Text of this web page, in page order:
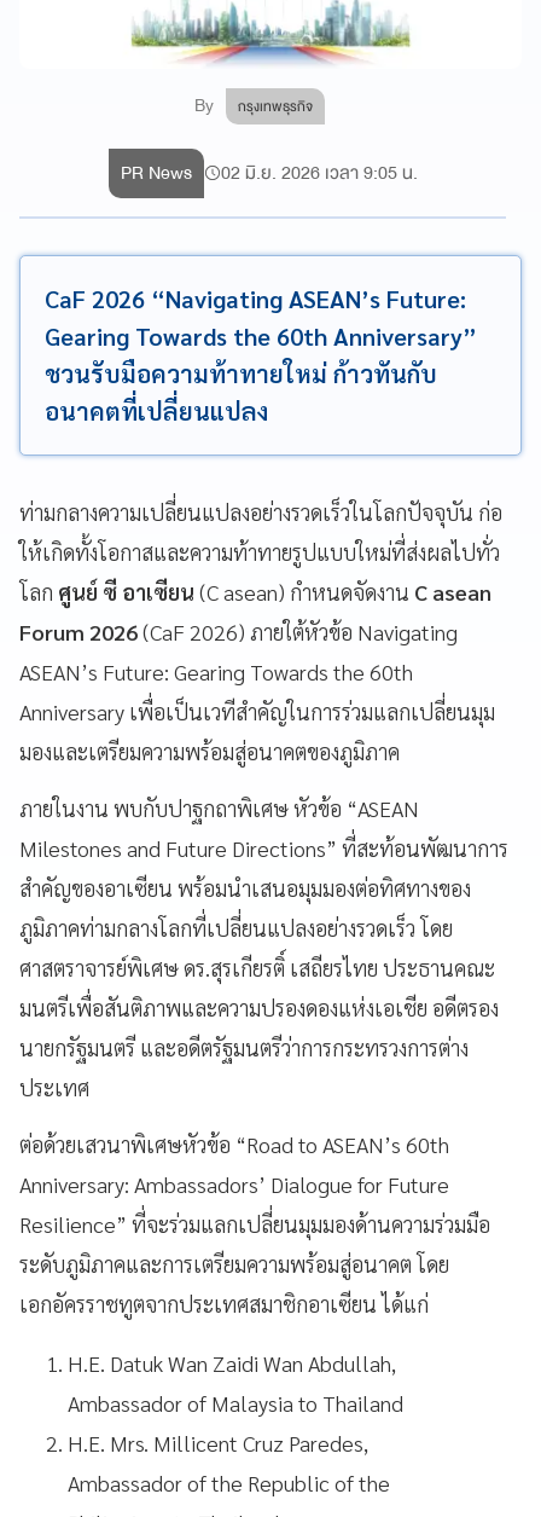
By กรุงเทพธุรกิจ
PR News 02 มิ.ย. 2026 เวลา 9:05 น.
CaF 2026 “Navigating ASEAN’s Future:
Gearing Towards the 60th Anniversary”
ชวนรับมือความท้าทายใหม่ ก้าวทันกับ
อนาคตที่เปลี่ยนแปลง
ท่ามกลางความเปลี่ยนแปลงอย่างรวดเร็วในโลกปัจจุบัน ก่อ
ให้เกิดทั้งโอกาสและความท้าทายรูปแบบใหม่ที่ส่งผลไปทั่ว
โลก ศูนย์ ซี อาเซียน (C asean) กำหนดจัดงาน C asean
Forum 2026(CaF 2026) ภายใต้หัวข้อ Navigating
ASEAN’s Future: Gearing Towards the 60th
Anniversary เพื่อเป็นเวทีสำคัญในการร่วมแลกเปลี่ยนมุม
มองและเตรียมความพร้อมสู่อนาคตของภูมิภาค
ภายในงาน พบกับปาฐกถาพิเศษ หัวข้อ “ASEAN
Milestones and Future Directions” ที่สะท้อนพัฒนาการ
สำคัญของอาเซียน พร้อมนำเสนอมุมมองต่อทิศทางของ
ภูมิภาคท่ามกลางโลกที่เปลี่ยนแปลงอย่างรวดเร็ว โดย
ศาสตราจารย์พิเศษ ดร.สุรเกียรติ์ เสถียรไทย ประธานคณะ
มนตรีเพื่อสันติภาพและความปรองดองแห่งเอเชีย อดีตรอง
นายกรัฐมนตรี และอดีตรัฐมนตรีว่าการกระทรวงการต่าง
ประเทศ
ต่อด้วยเสวนาพิเศษหัวข้อ “Road to ASEAN’s 60th
Anniversary: Ambassadors’ Dialogue for Future
Resilience” ที่จะร่วมแลกเปลี่ยนมุมมองด้านความร่วมมือ
ระดับภูมิภาคและการเตรียมความพร้อมสู่อนาคต โดย
เอกอัครราชทูตจากประเทศสมาชิกอาเซียน ได้แก่
H.E. Datuk Wan Zaidi Wan Abdullah,
Ambassador of Malaysia to Thailand
H.E. Mrs. Millicent Cruz Paredes,
Ambassador of the Republic of the